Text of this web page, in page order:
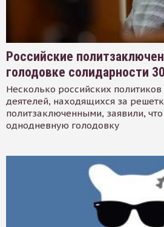
Российские
голодовке солидарности
Несколько российских
деятелей, находящихся за
политзаключенными, заявили,
однодневную голодовку